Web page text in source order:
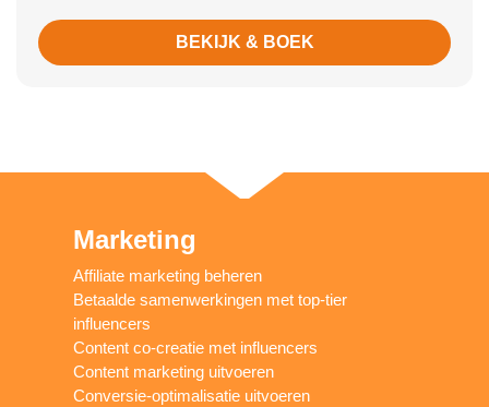
BEKIJK & BOEK
Marketing
Affiliate marketing beheren
Betaalde samenwerkingen met top-tier
influencers
Content co-creatie met influencers
Content marketing uitvoeren
Conversie-optimalisatie uitvoeren